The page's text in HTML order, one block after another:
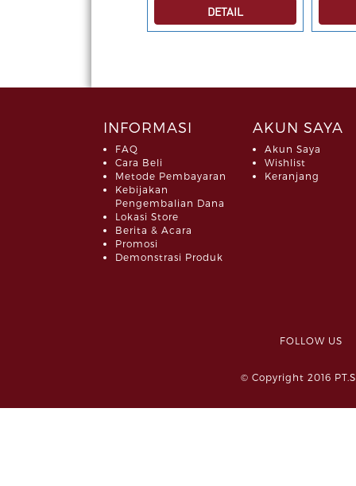
DETAIL
INFORMASI
FAQ
Cara Beli
Metode Pembayaran
Kebijakan
Pengembalian Dana
Lokasi Store
Berita & Acara
Promosi
Demonstrasi Produk
AKUN SAYA
Akun Saya
Wishlist
Keranjang
FOLLOW
© Copyright 2016